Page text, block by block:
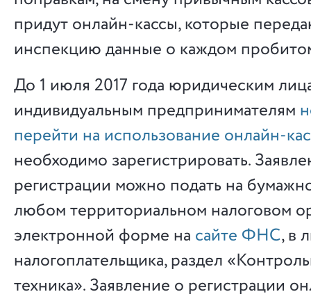
придут онлайн-кассы, которые
инспекцию данные о каждом
До 1 июля 2017 года юридическим
индивидуальным предпринимателям
перейти на использование онлайн-
необходимо зарегистрировать.
регистрации можно подать на
любом территориальном налоговом
электронной форме на сайте ФНС, в
налогоплательщика, раздел
техника». Заявление о регистрации